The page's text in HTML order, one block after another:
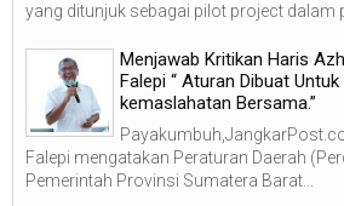
yang ditunjuk sebagai pilot project dalam
Menjawab Kritikan Haris
Falepi “ Aturan Dibuat
kemaslahatan Bersama.”
Falepi mengatakan Peraturan Daerah
Pemerintah Provinsi Sumatera Barat...